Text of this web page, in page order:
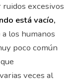
excesivos
está vacío,
los humanos
poco común
veces al